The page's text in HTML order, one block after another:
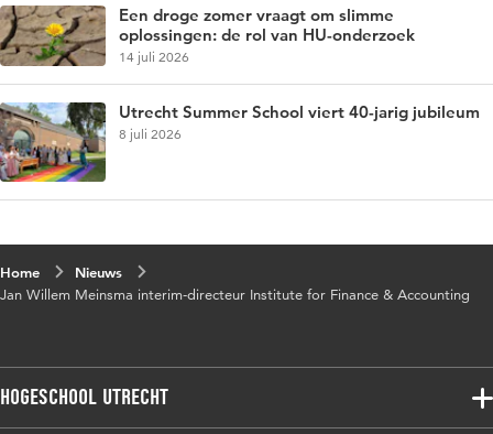
Een droge zomer vraagt om slimme
oplossingen: de rol van HU-onderzoek
14 juli 2026
Utrecht Summer School viert 40-jarig jubileum
8 juli 2026
Home
Nieuws
Jan Willem Meinsma interim-directeur Institute for Finance & Accounting
Hogeschool Utrecht